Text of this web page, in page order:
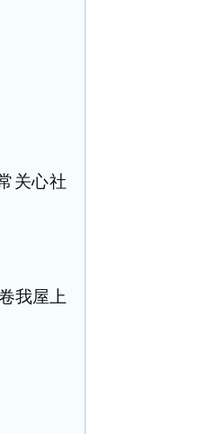
关心社
我屋上